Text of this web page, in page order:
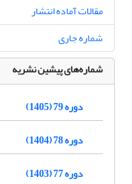
مقالات آماده انتشار
شماره جاری
شماره‌های پیشین نشریه
دوره 79 (1405)
دوره 78 (1404)
دوره 77 (1403)